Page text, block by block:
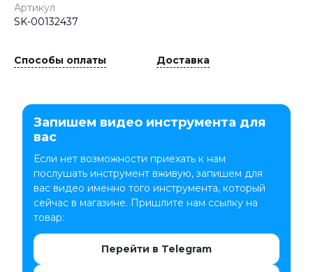
Артикул
SK-00132437
Способы оплаты Доставка
Запишем видео инструмента для
вас
Если нет возможности приехать к нам
послушать инструмент вживую, запишем для
вас видео именно того инструмента, который
сейчас в магазине. Пришлите нам ссылку на
товар:
Перейти в Telegram